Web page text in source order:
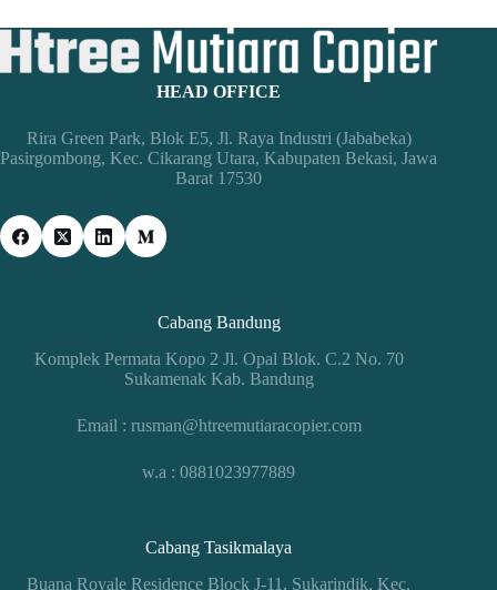
HEAD OFFICE
Rira Green Park, Blok E5, Jl. Raya Industri (Jababeka)
Pasirgombong, Kec. Cikarang Utara, Kabupaten Bekasi, Jawa
Barat 17530
Cabang Bandung
Komplek Permata Kopo 2 Jl. Opal Blok. C.2 No. 70
Sukamenak Kab. Bandung
Email : rusman@htreemutiaracopier.com
w.a : 0881023977889
Cabang Tasikmalaya
Buana Royale Residence Block J-11, Sukarindik, Kec.